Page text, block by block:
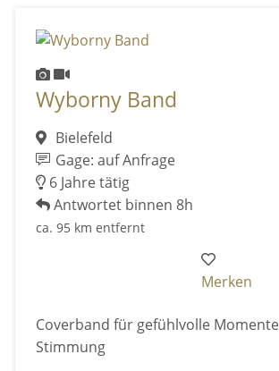
Wyborny Band
Bielefeld
Gage: auf Anfrage
6 Jahre tätig
Antwortet binnen 8h
ca. 95 km entfernt
Merken
Coverband für gefühlvolle
Stimmung